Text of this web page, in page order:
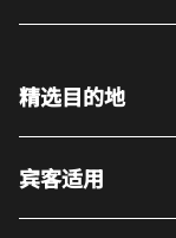
精选目的地
宾客适用